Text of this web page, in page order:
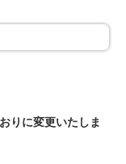
りに変更いたしま